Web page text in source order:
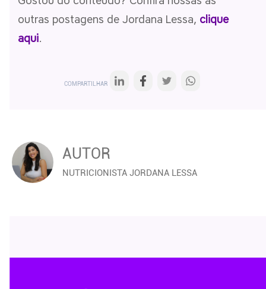
outras postagens de Jordana Lessa, clique
aqui.
COMPARTILHAR
AUTOR
NUTRICIONISTA JORDANA LESSA